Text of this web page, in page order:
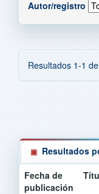
Autor/registro
Resultados 1-1
Resultados
Fecha de
publicación